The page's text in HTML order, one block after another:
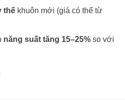
thếkhuôn mới (giá có thể từ
năng suất tăng 15–25%so với